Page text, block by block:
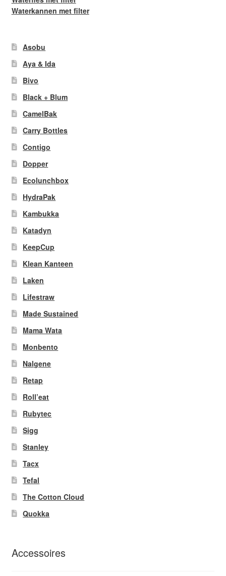
Waterkannen met filter
Asobu
Aya & Ida
Bivo
Black + Blum
CamelBak
Carry Bottles
Contigo
Dopper
Ecolunchbox
HydraPak
Kambukka
Katadyn
KeepCup
Klean Kanteen
Laken
Lifestraw
Made Sustained
Mama Wata
Monbento
Nalgene
Retap
Roll’eat
Rubytec
Sigg
Stanley
Tacx
Tefal
The Cotton Cloud
Quokka
Accessoires